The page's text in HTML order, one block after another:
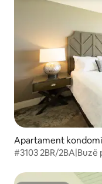
Apartament
#3103 2BR/